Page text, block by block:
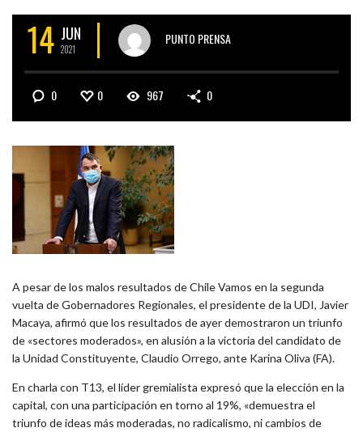
14 JUN
2021
PUNTO PRENSA
0 0 967 0
A pesar de los malos resultados de Chile Vamos en la segunda
vuelta de Gobernadores Regionales, el presidente de la UDI, Javier
Macaya, afirmó que los resultados de ayer demostraron un triunfo
de «sectores moderados», en alusión a la victoria del candidato de
la Unidad Constituyente, Claudio Orrego, ante Karina Oliva (FA).
En charla con T13, el líder gremialista expresó que la elección en la
capital, con una participación en torno al 19%, «demuestra el
triunfo de ideas más moderadas, no radicalismo, ni cambios de